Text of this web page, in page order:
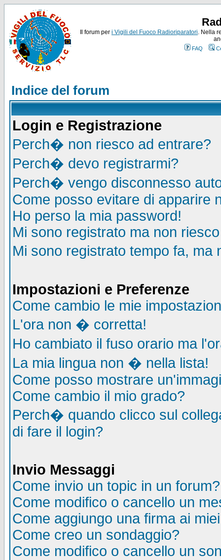
Il forum per i Vigili del Fuoco Radioriparatori. Nella
FAQ
Indice del forum
Login e Registrazione
Perch� non riesco ad entrare?
Perch� devo registrarmi?
Perch� vengo disconnesso
Come posso evitare di apparire
Ho perso la mia password!
Mi sono registrato ma non
Mi sono registrato tempo fa,
Impostazioni e Preferenze
Come cambio le mie
L'ora non � corretta!
Ho cambiato il fuso orario ma
La mia lingua non � nella lista!
Come posso mostrare
Come cambio il mio grado?
Perch� quando clicco sul
di fare il login?
Invio Messaggi
Come invio un topic in un forum?
Come modifico o cancello un
Come aggiungo una firma ai
Come creo un sondaggio?
Come modifico o cancello un